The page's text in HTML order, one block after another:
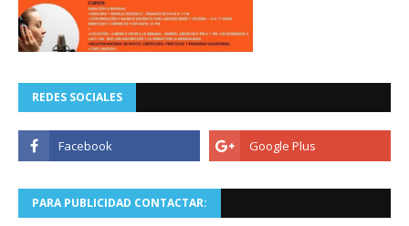
REDES SOCIALES
PARA PUBLICIDAD CONTACTAR: